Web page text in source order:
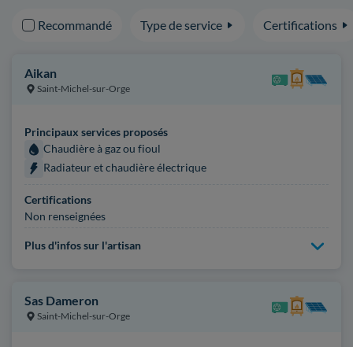
Recommandé Type de service Certifications
Aikan
Saint-Michel-sur-Orge
Principaux services proposés
Chaudière à gaz ou fioul
Radiateur et chaudière électrique
Certifications
Non renseignées
Plus d'infos sur l'artisan
Sas Dameron
Saint-Michel-sur-Orge